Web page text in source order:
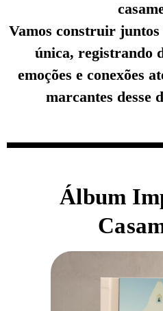
Vamos construir
única, registrando
emoções e conexões
marcantes desse
Álbum